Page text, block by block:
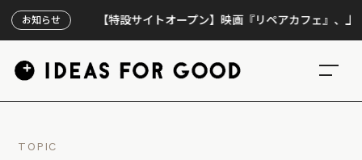
お知らせ【特設サイトオープン】映画『リペアカフェ』、上映300回
TOPIC